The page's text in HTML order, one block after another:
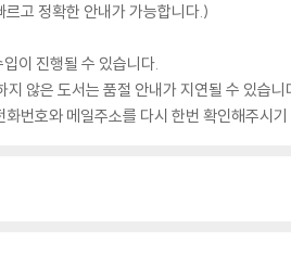
고 정확한 안내가 가능합니다.)
이 진행될 수 있습니다.
않은 도서는 품절 안내가 지연될 수 있습니
번호와 메일주소를 다시 한번 확인해주시기